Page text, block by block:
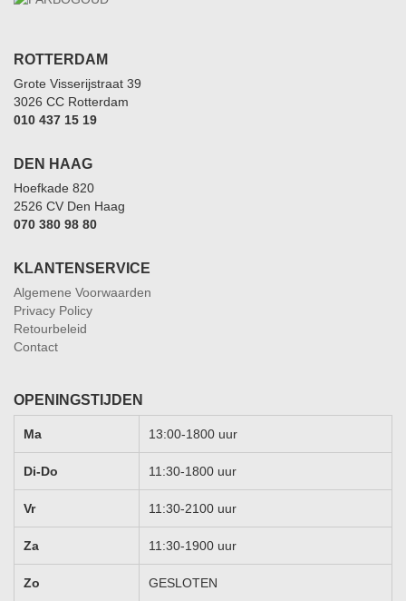
ROTTERDAM
Grote Visserijstraat 39
3026 CC Rotterdam
010 437 15 19
DEN HAAG
Hoefkade 820
2526 CV Den Haag
070 380 98 80
KLANTENSERVICE
Algemene Voorwaarden
Privacy Policy
Retourbeleid
Contact
OPENINGSTIJDEN
Ma 13:00-1800 uur
Di-Do 11:30-1800 uur
Vr 11:30-2100 uur
Za 11:30-1900 uur
Zo GESLOTEN